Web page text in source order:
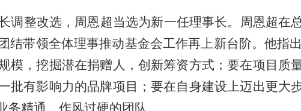
调整改选，周恩超当选为新一任理事长。周恩超在
带领全体理事推动基金会工作再上新台阶。他指出
模，挖掘潜在捐赠人，创新筹资方式；要在项目质
批有影响力的品牌项目；要在自身建设上迈出更大
精通、作风过硬的团队。